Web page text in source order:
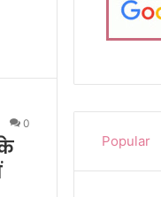
0
Popular